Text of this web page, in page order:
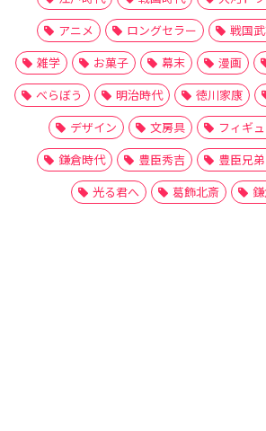
アニメ
ロングセラー 戦国
雑学
お菓子 幕末 漫画
べらぼう
明治時代 徳川家康
デザイン
文房具 フィギ
鎌倉時代
豊臣秀吉 豊臣兄弟
光る君へ
葛飾北斎